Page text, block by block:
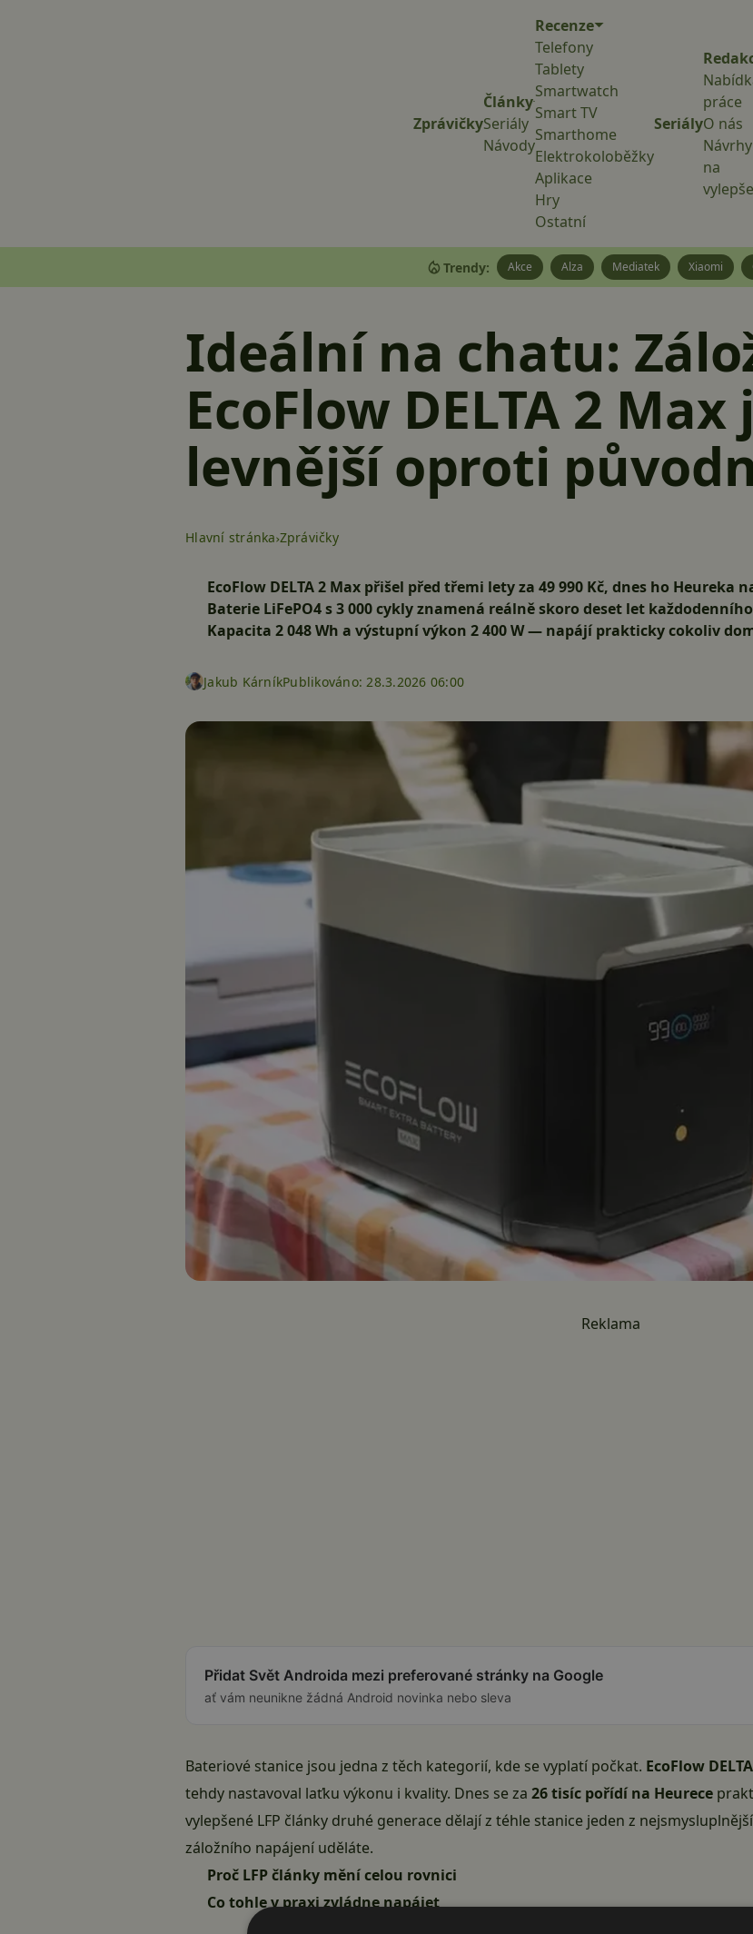
Zprávičky
Články
Seriály
Návody
Recenze
Telefony
Tablety
Smartwatch
Smart TV
Smarthome
Elektrokoloběžky
Aplikace
Hry
Ostatní
Seriály
práce
O nás
Návrhy
na
Trendy: Akce Alza Mediatek Xiaomi
Ideální na chatu:
EcoFlow DELTA 2
levnější oproti
Hlavní stránka Zprávičky
EcoFlow DELTA 2 Max přišel před třemi lety za 49 990 Kč, dnes ho Heureka
Baterie LiFePO4 s 3 000 cykly znamená reálně skoro deset let
Kapacita 2 048 Wh a výstupní výkon 2 400 W — napájí prakticky cokoliv
Jakub KárníkPublikováno: 28.3.2026 06:00
Reklama
Přidat Svět Androida mezi preferované stránky na Google
ať vám neunikne žádná Android novinka nebo sleva
Bateriové stanice jsou jedna z těch kategorií, kde se vyplatí počkat. EcoFlow
tehdy nastavoval laťku výkonu i kvality. Dnes se za 26 tisíc pořídí na Heurece
vylepšené LFP články druhé generace dělají z téhle stanice jeden z
záložního napájení uděláte.
Proč LFP články mění celou rovnici
Co tohle v praxi zvládne napájet